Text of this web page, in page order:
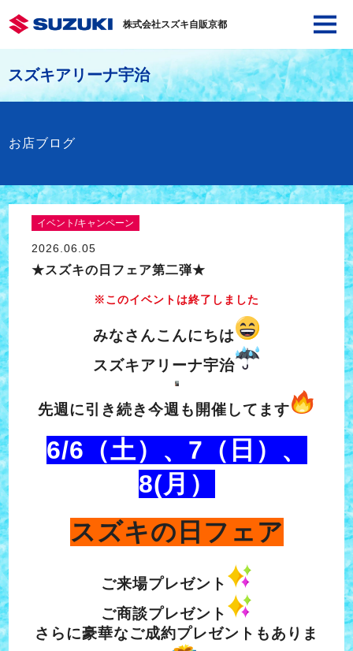
株式会社スズキ自販京都
スズキアリーナ宇治
お店ブログ
イベント/キャンペーン
2026.06.05
★スズキの日フェア第二弾★
※このイベントは終了しました
みなさんこんにちは
スズキアリーナ宇治
先週に引き続き今週も開催してます
6/6（土）、7（日）、
8(月）
スズキの日フェア
ご来場プレゼント
ご商談プレゼント
さらに豪華なご成約プレゼントもありま